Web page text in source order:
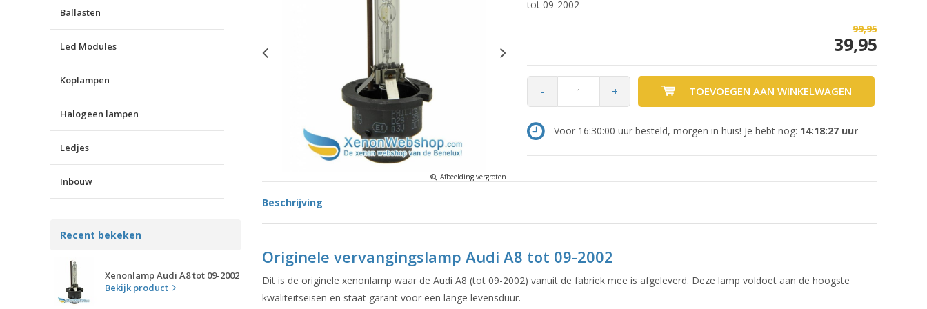
Ballasten
Led Modules
Koplampen
Halogeen lampen
Ledjes
Inbouw
Recent bekeken
Xenonlamp Audi A8 tot 09-2002
Bekijk product
Afbeelding vergroten
tot 09-2002
99,95
39,95
- + TOEVOEGEN AAN WINKELWAGEN
Voor 16:30:00 uur besteld, morgen in huis! Je hebt nog: 14:18:27uur
Beschrijving
Originele vervangingslamp Audi A8 tot 09-2002
Dit is de originele xenonlamp waar de Audi A8 (tot 09-2002) vanuit de fabriek mee is afgeleverd. Deze lamp voldoet aan de hoogste
kwaliteitseisen en staat garant voor een lange levensduur.